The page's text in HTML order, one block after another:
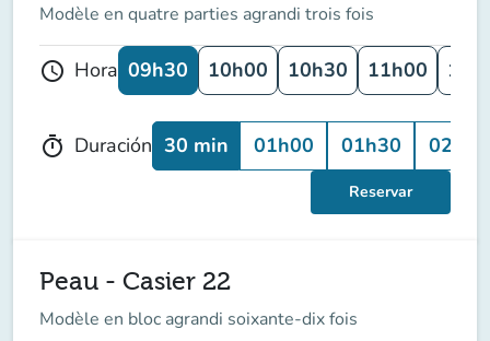
Modèle en quatre parties agrandi trois fois
schedule Hora 09h30 10h00 10h30 11h00
timer Duración 30 min 01h00 01h30 02h00
Reservar
Peau - Casier 22
Modèle en bloc agrandi soixante-dix fois